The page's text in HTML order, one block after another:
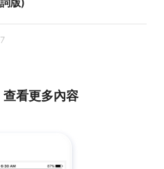
看更多內容